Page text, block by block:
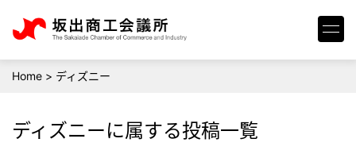
Home > ディズニー
ディズニーに属する投稿一覧